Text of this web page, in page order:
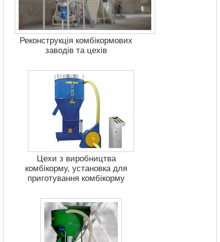
Реконструкція комбікормових
заводів та цехів
Цехи з виробництва
комбікорму, установка для
приготування комбікорму